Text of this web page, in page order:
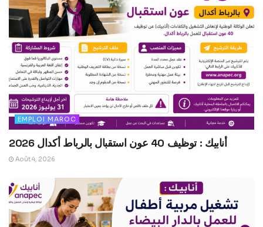
EMPLOI MAROC
أنابيك : توظيف 40 عون استقبال بالرباط أكدال 2026
Août 4, 2026